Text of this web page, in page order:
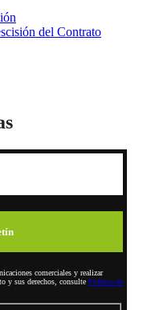
del Contrato
comerciales y realizar
y sus derechos, consulte Política de